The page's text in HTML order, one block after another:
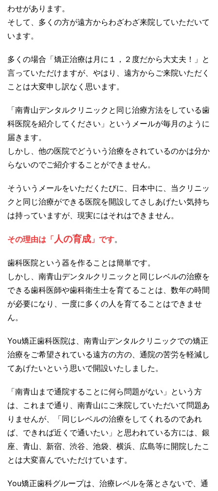
わせがあります。
そして、多くの方が遠方からわざわざ来院していただいて
います。
多くの場合「矯正治療は月に１，２度だから大丈夫！」と
言っていただけますが、やはり、遠方からご来院いただく
ことは大変申し訳なく思います。
「南青山デンタルクリニックと同じ治療方法をしている歯
科医院を紹介してください」というメールが毎月のように
届きます。
しかし、他の医院でどういう治療をされているのかは分か
らないのでご紹介することができません。
そういうメールをいただくたびに、日本中に、当クリニッ
クと同じ治療ができる医院を開設してさしあげたい気持ち
は持っていますが、現実にはそれはできません。
その理由は「 人の育成 」です。
歯科医院という器を作ることは簡単です。
しかし、南青山デンタルクリニックと同じレベルの治療を
できる歯科医師や歯科衛生士を育てることは、数年の時間
が必要になり、一度に多くの人を育てることはできませ
ん。
You矯正歯科医院は、南青山デンタルクリニックでの矯正
治療をご希望されている遠方の方の、通院の苦労を軽減し
てあげたいという思いで開設いたしました。
「南青山まで通院することに何ら問題がない」という方
は、これまで通り、南青山にご来院していただいて問題あ
りませんが、「同じレベルの治療をしてくれるのであれ
ば、できれば近くで通いたい」と思われている方には、銀
座、青山、新宿、渋谷、池袋、横浜、広島等に開院したこ
とは大変喜んでいただけています。
You矯正歯科グループは、 治療レベルを落とさないで、 通